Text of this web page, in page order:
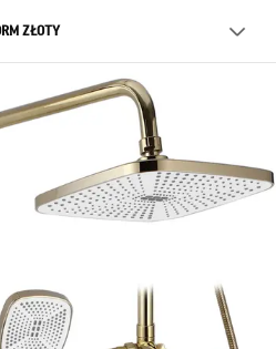
ZŁOTY